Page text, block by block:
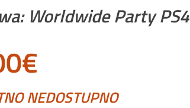
Worldwide Party PS4
€
NEDOSTUPNO